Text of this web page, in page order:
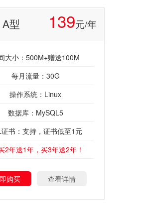
型 139元/年
大小：500M+赠送100M
每月流量：30G
操作系统：Linux
数据库：MySQL5
书：支持，证书低至1元
2年送1年，买3年送2年！
购买 查看详情